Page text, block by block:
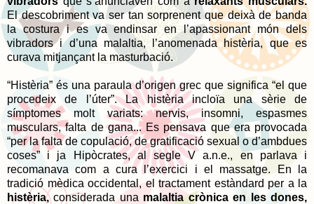
El descobriment va ser tan sorprenent que deixà de banda
la costura i es va endinsar en l’apassionant món dels
vibradors i d’una malaltia, l’anomenada histèria, que es
curava mitjançant la masturbació.
“Histèria” és una paraula d’origen grec que significa “el que
procedeix de l’úter”. La histèria incloïa una sèrie de
símptomes molt variats: nervis, insomni, espasmes
musculars, falta de gana... Es pensava que era provocada
“per la falta de copulació, de gratificació sexual o d’ambdues
coses” i ja Hipòcrates, al segle V a.n.e., en parlava i
recomanava com a cura l’exercici i el massatge. En la
tradició mèdica occidental, el tractament estàndard per a la
histèria,considerada una malaltia crònica en les dones,